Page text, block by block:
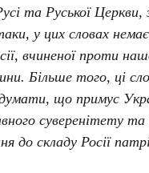
та Руської Церкви,
у цих словах
вчиненої проти
Більше того, ці
що примус
суверенітету та
до складу Росії